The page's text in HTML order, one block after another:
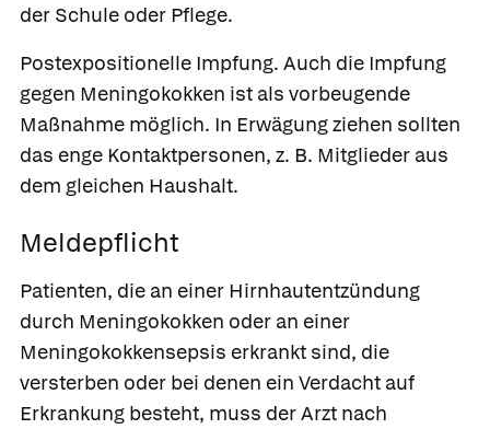
der Schule oder Pflege.
Postexpositionelle Impfung. Auch die Impfung
gegen Meningokokken ist als vorbeugende
Maßnahme möglich. In Erwägung ziehen sollten
das enge Kontaktpersonen, z. B. Mitglieder aus
dem gleichen Haushalt.
Meldepflicht
Patienten, die an einer Hirnhautentzündung
durch Meningokokken oder an einer
Meningokokkensepsis erkrankt sind, die
versterben oder bei denen ein Verdacht auf
Erkrankung besteht, muss der Arzt nach